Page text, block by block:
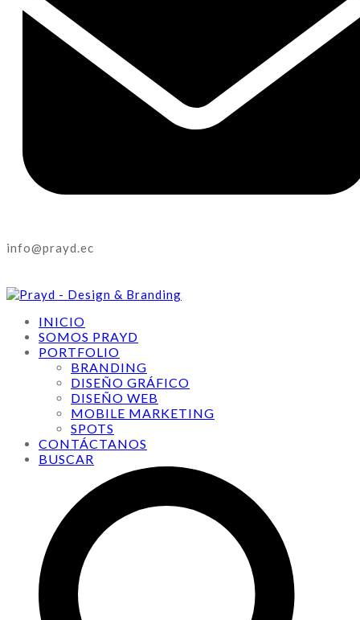
info@prayd.ec
INICIO
SOMOS PRAYD
PORTFOLIO
BRANDING
DISEÑO GRÁFICO
DISEÑO WEB
MOBILE MARKETING
SPOTS
CONTÁCTANOS
BUSCAR